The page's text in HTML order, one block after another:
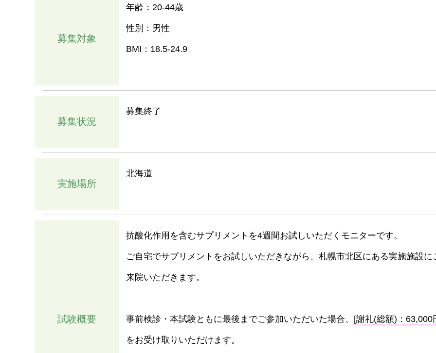
募集対象
年齢：20-44歳
性別：男性
BMI：18.5-24.9
募集状況
募集終了
実施場所
北海道
試験概要
抗酸化作用を含むサプリメントを4週間お試しいただくモニターです。
ご自宅でサプリメントをお試しいただきながら、札幌市北区にある実施施設に
来院いただきます。
事前検診・本試験ともに最後までご参加いただいた場合、 [謝礼(総額)：63,000
をお受け取りいただけます。